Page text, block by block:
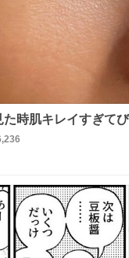
時肌キレイすぎて
型･肌管理すごすぎる